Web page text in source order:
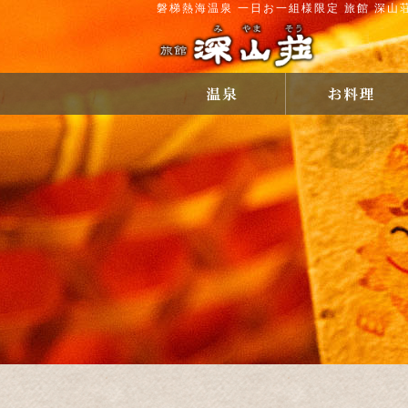
磐梯熱海温泉 一日お一組様限定 旅館 深山